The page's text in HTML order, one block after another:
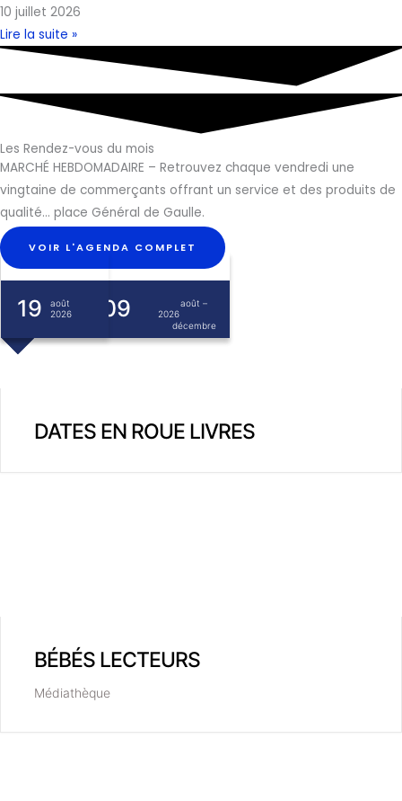
10 juillet 2026
Lire la suite »
Les Rendez-vous du mois
MARCHÉ HEBDOMADAIRE – Retrouvez chaque vendredi une
vingtaine de commerçants offrant un service et des produits de
qualité… place Général de Gaulle.
VOIR L'AGENDA COMPLET
06 – 02 août –
septembre
2026
DATES EN ROUE LIVRES
06 – 09 août –
décembre
2026
BÉBÉS LECTEURS
Médiathèque
19
août
2026